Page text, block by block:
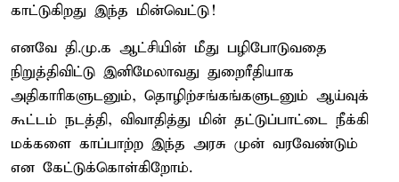
காட்டுகிறது இந்த மின்வெட்டு!
எனவே தி.மு.க ஆட்சியின் மீது பழிபோடுவதை
நிறுத்திவிட்டு இனிமேலாவது துறைரீதியாக
அதிகாரிகளுடனும், தொழிற்சங்கங்களுடனும் ஆய்வுக்
கூட்டம் நடத்தி, விவாதித்து மின் தட்டுப்பாட்டை நீக்கி
மக்களை காப்பாற்ற இந்த அரசு முன் வரவேண்டும்
என கேட்டுக்கொள்கிறோம்.